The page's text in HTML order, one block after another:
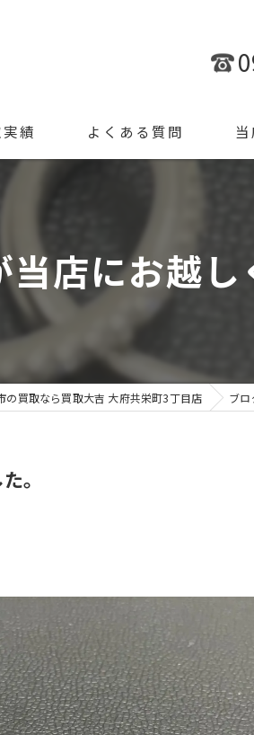
績 よくある質問
腕
店にお越し
の買取なら買取大吉 大府共栄町3丁目店 ブロ
。